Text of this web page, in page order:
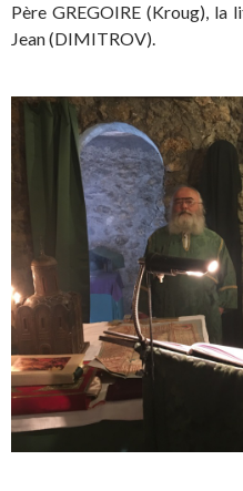
Père GREGOIRE (Kroug),
Jean (DIMITROV).